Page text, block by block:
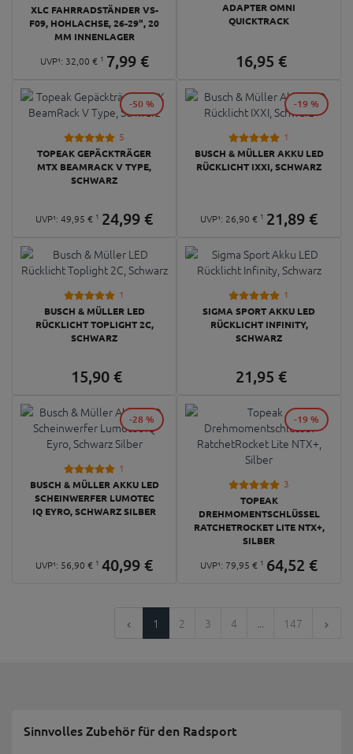
XLC FAHRRADSTÄNDER VS-
F09, HOHLACHSE, 26-29", 20
MM INNENLAGER
UVP¹: 32, 00 € 1 7,99 €
ADAPTER OMNI
QUICKTRACK
16,95 €
5
TOPEAK GEPÄCKTRÄGER
MTX BEAMRACK V TYPE,
SCHWARZ
UVP¹: 49, 95 € 1 24,99€
-50 %
1
BUSCH & MÜLLER AKKU LED
RÜCKLICHT IXXI, SCHWARZ
UVP¹: 26, 90 € 1 21,89€
-19 %
1
BUSCH & MÜLLER LED
RÜCKLICHT TOPLIGHT 2C,
SCHWARZ
15,90€
1
SIGMA SPORT AKKU LED
RÜCKLICHT INFINITY,
SCHWARZ
21,95 €
1
BUSCH & MÜLLER AKKU LED
SCHEINWERFER LUMOTEC
IQ EYRO, SCHWARZ SILBER
UVP¹: 56, 90 € 1 40,99€
-28 %
3
TOPEAK
DREHMOMENTSCHLÜSSEL
RATCHETROCKET LITE NTX+,
SILBER
UVP¹: 79, 95 € 1 64,52 €
-19 %
1 2 3 4 ... 147
Sinnvolles Zubehör für den Radsport